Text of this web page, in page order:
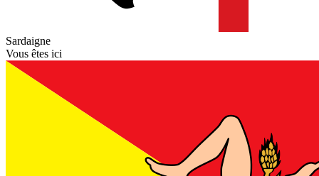
Sardaigne
Vous êtes ici